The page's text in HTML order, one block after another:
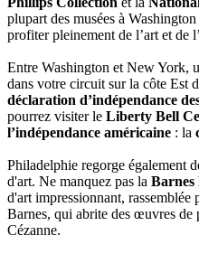
plupart des musées à
profiter pleinement de l’art et de
Entre Washington et New York,
dans votre circuit sur la côte Est
déclaration d’indépendance
pourrez visiter le Liberty Bell
l’indépendance américaine : la
Philadelphie regorge également
d'art. Ne manquez pas la Barnes
d'art impressionnant,
Barnes, qui abrite des œuvres de
Cézanne.